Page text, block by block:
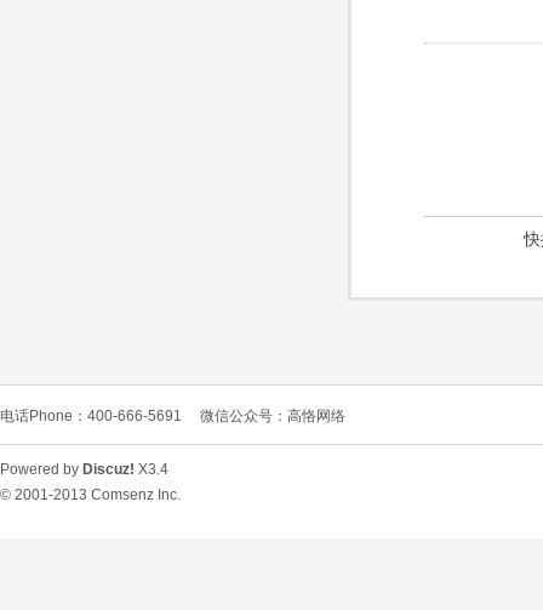
电话Phone：400-666-5691 微信公众号：高恪网络
Powered by Discuz! X3.4
© 2001-2013 Comsenz Inc.